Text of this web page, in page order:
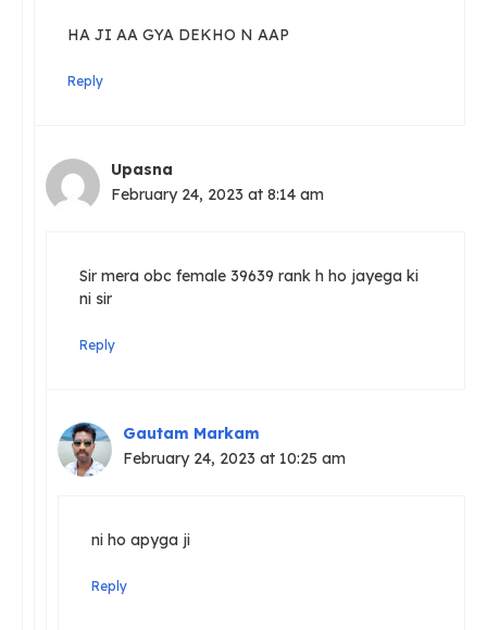
HA JI AA GYA DEKHO N AAP
Reply
Upasna
February 24, 2023 at 8:14 am
Sir mera obc female 39639 rank h ho jayega ki
ni sir
Reply
Gautam Markam
February 24, 2023 at 10:25 am
ni ho apyga ji
Reply